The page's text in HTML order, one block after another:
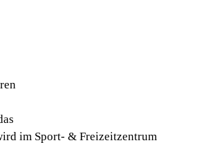
im Sport- & Freizeitzentrum